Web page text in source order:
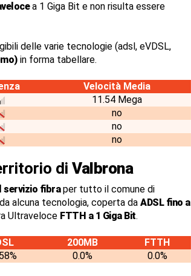
a 1 Giga Bit e non risulta essere
delle varie tecnologie (adsl, eVDSL,
in forma tabellare.
Velocità Media
11.54 Mega
no
no
no
di Valbrona
servizio fibraper tutto il comune di
alcuna tecnologia, coperta da ADSL fino a
Ultraveloce FTTH a 1 Giga Bit.
200MB
FTTH
0.0% 0.0%